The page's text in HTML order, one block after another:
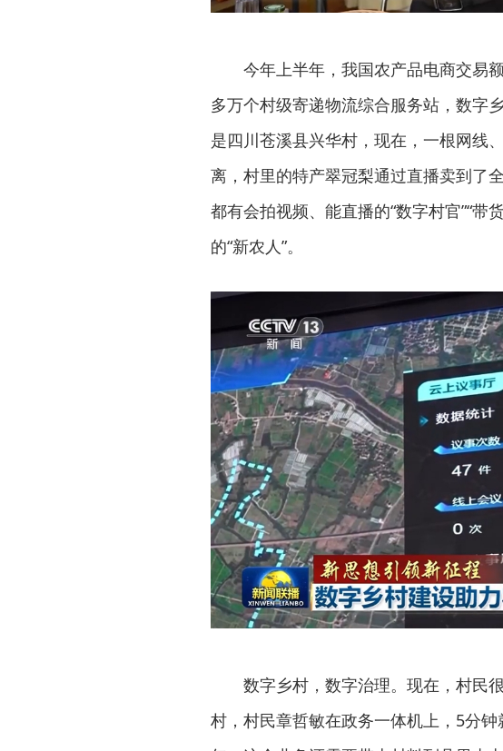
今年上半年，我国农产品电商交易
多万个村级寄递物流综合服务站，数字
是四川苍溪县兴华村，现在，一根网线
离，村里的特产翠冠梨通过直播卖到了
都有会拍视频、能直播的“数字村官”“带
的“新农人”。
数字乡村，数字治理。现在，村民
村，村民章哲敏在政务一体机上，5分